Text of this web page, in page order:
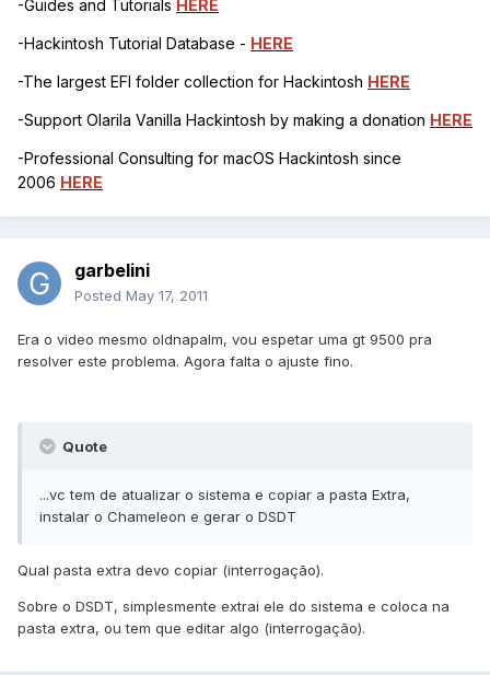
-Guides and Tutorials HERE
-Hackintosh Tutorial Database - HERE
-The largest EFI folder collection for Hackintosh HERE
-Support Olarila Vanilla Hackintosh by making a donation HERE
-Professional Consulting for macOS Hackintosh since
2006 HERE
garbelini
Posted May 17, 2011
Era o video mesmo oldnapalm, vou espetar uma gt 9500 pra
resolver este problema. Agora falta o ajuste fino.
Quote
...vc tem de atualizar o sistema e copiar a pasta Extra,
instalar o Chameleon e gerar o DSDT
Qual pasta extra devo copiar (interrogação).
Sobre o DSDT, simplesmente extrai ele do sistema e coloca na
pasta extra, ou tem que editar algo (interrogação).